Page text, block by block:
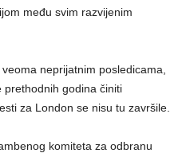
među svim razvijenim
neprijatnim posledicama,
prethodnih godina činiti
za London se nisu tu završile.
komiteta za odbranu